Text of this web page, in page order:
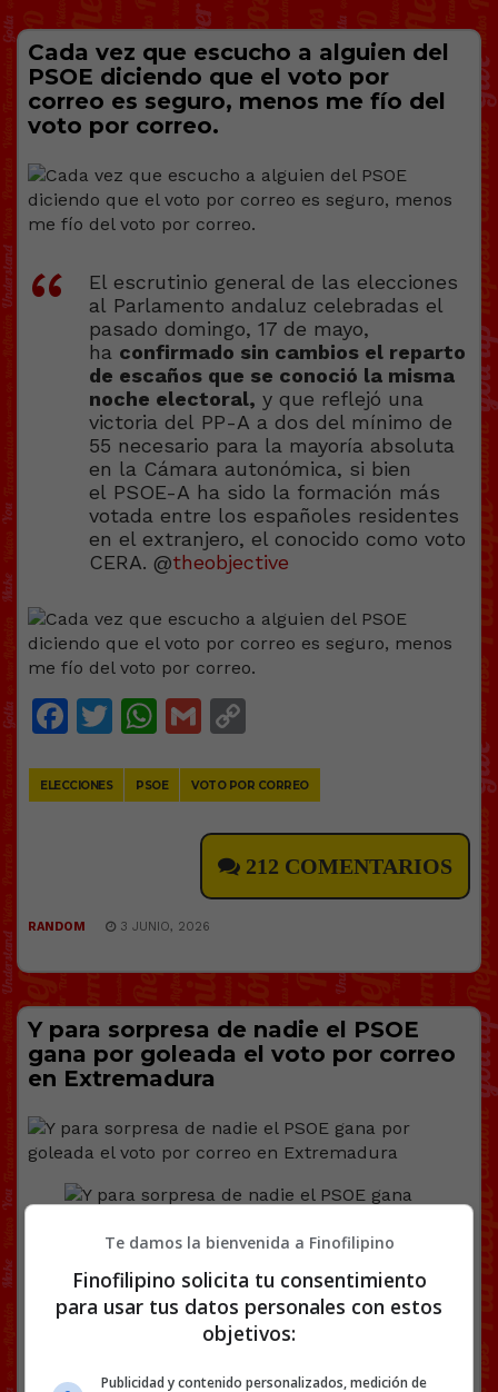
Cada vez que escucho a alguien del
PSOE diciendo que el voto por
correo es seguro, menos me fío del
voto por correo.
El escrutinio general de las elecciones
al Parlamento andaluz celebradas el
pasado domingo, 17 de mayo,
ha confirmado sin cambios el reparto
de escaños que se conoció la misma
noche electoral, y que reflejó una
victoria del PP-A a dos del mínimo de
55 necesario para la mayoría absoluta
en la Cámara autonómica, si bien
el PSOE-A ha sido la formación más
votada entre los españoles residentes
en el extranjero, el conocido como voto
CERA. @theobjective
Facebook
Twitter
WhatsApp
Gmail
ELECCIONES PSOE VOTO POR CORREO
212 COMENTARIOS
RANDOM 3 JUNIO, 2026
Y para sorpresa de nadie el PSOE
gana por goleada el voto por correo
en Extremadura
@SergioParra97
Facebook
Twitter
WhatsApp
Gmail
Copy
Link
Te damos la bienvenida a Finofilipino
Finofilipino solicita tu consentimiento
para usar tus datos personales con estos
objetivos:
Publicidad y contenido personalizados, medición de